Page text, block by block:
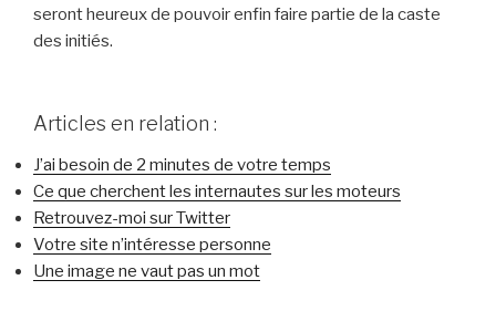
seront heureux de pouvoir enfin faire partie de la caste
des initiés.
Articles en relation :
J’ai besoin de 2 minutes de votre temps
Ce que cherchent les internautes sur les moteurs
Retrouvez-moi sur Twitter
Votre site n’intéresse personne
Une image ne vaut pas un mot